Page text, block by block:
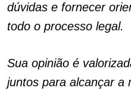
dúvidas e fornecer
todo o processo legal.
Sua opinião é
juntos para alcançar a